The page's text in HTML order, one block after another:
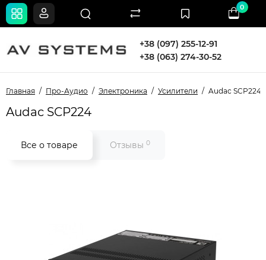
+38 (097) 255-12-91
+38 (063) 274-30-52
0
Главная Про-Аудио Электроника Усилители Audac SCP224
Audac SCP224
Все о товаре Отзывы 0